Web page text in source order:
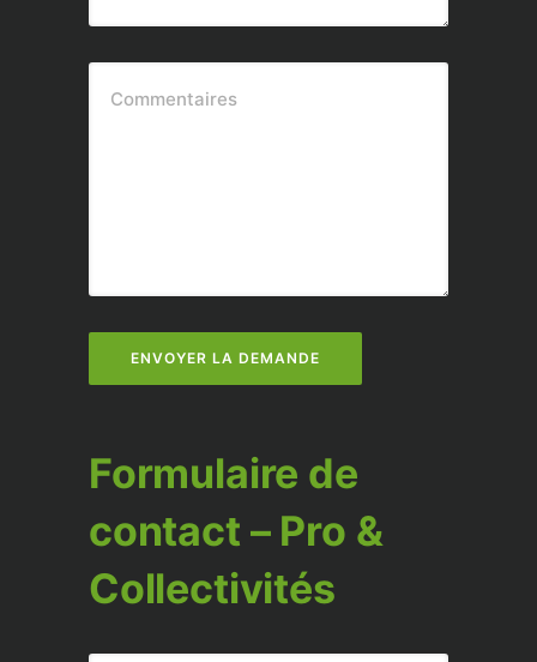
Commentaires
Formulaire de
contact – Pro &
Collectivités